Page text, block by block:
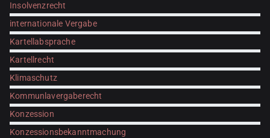
Insolvenzrecht
internationale Vergabe
Kartellabsprache
Kartellrecht
Klimaschutz
Kommunlavergaberecht
Konzession
Konzessionsbekanntmachung